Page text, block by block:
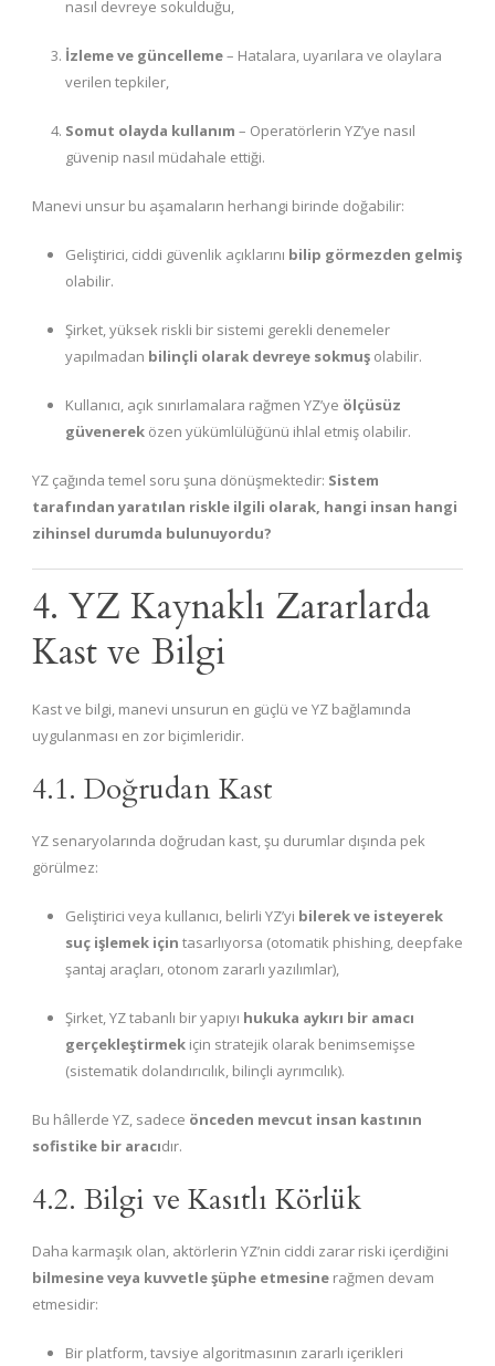
nasıl devreye sokulduğu,
İzleme ve güncelleme– Hatalara, uyarılara ve olaylara
verilen tepkiler,
Somut olayda kullanım – Operatörlerin YZ’ye nasıl
güvenip nasıl müdahale ettiği.
Manevi unsur bu aşamaların herhangi birinde doğabilir:
Geliştirici, ciddi güvenlik açıklarını bilip görmezden gelmiş
olabilir.
Şirket, yüksek riskli bir sistemi gerekli denemeler
yapılmadan bilinçli olarak devreye sokmuş olabilir.
Kullanıcı, açık sınırlamalara rağmen YZ’ye ölçüsüz
güvenerek özen yükümlülüğünü ihlal etmiş olabilir.
YZ çağında temel soru şuna dönüşmektedir: Sistem
tarafından yaratılan riskle ilgili olarak, hangi insan hangi
zihinsel durumda bulunuyordu?
4. YZ Kaynaklı Zararlarda
Kast ve Bilgi
Kast ve bilgi, manevi unsurun en güçlü ve YZ bağlamında
uygulanması en zor biçimleridir.
4.1. Doğrudan Kast
YZ senaryolarında doğrudan kast, şu durumlar dışında pek
görülmez:
Geliştirici veya kullanıcı, belirli YZ’yi bilerek ve isteyerek
suç işlemek için tasarlıyorsa (otomatik phishing, deepfake
şantaj araçları, otonom zararlı yazılımlar),
Şirket, YZ tabanlı bir yapıyı hukuka aykırı bir amacı
gerçekleştirmek için stratejik olarak benimsemişse
(sistematik dolandırıcılık, bilinçli ayrımcılık).
Bu hâllerde YZ, sadece önceden mevcut insan kastının
sofistike bir aracıdır.
4.2. Bilgi ve Kasıtlı Körlük
Daha karmaşık olan, aktörlerin YZ’nin ciddi zarar riski içerdiğini
bilmesine veya kuvvetle şüphe etmesine rağmen devam
etmesidir:
Bir platform, tavsiye algoritmasının zararlı içerikleri